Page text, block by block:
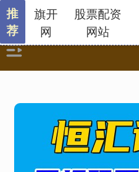
推
荐
旗开
网
股票配资
网站